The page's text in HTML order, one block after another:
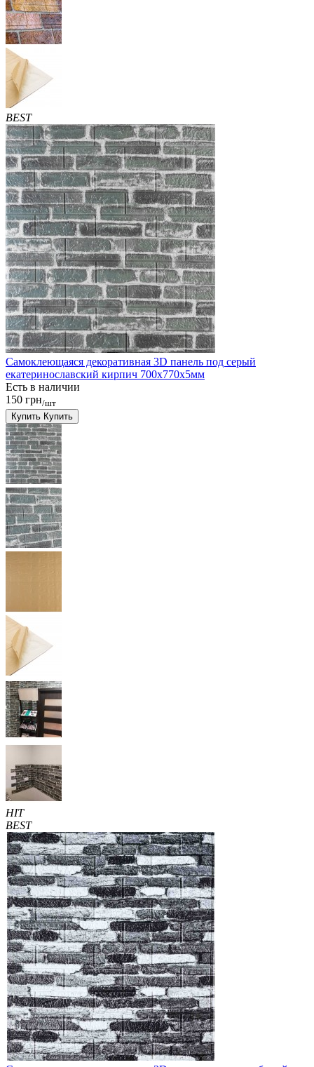
BEST
Самоклеющаяся декоративная 3D панель под серый
екатеринославский кирпич 700x770x5мм
Есть в наличии
150 грн/шт
Купить Купить
HIT
BEST